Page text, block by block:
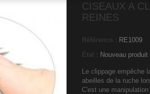
CISEAUX A
REINES
Référence : RE1009
État : Nouveau produit
Le clippage empêche
abeilles de la ruche
C'est une